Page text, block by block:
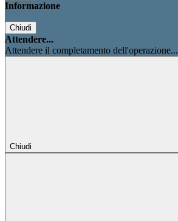
Informazione
Chiudi
Attendere...
Attendere il completamento dell'operazione...
Chiudi